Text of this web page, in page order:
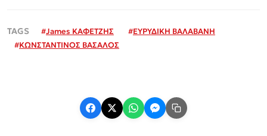
#James ΚΑΦΕΤΖΗΣ #ΕΥΡΥΔΙΚΗ ΒΑΛΑΒΑΝΗ
#ΚΩΝΣΤΑΝΤΙΝΟΣ ΒΑΣΑΛΟΣ